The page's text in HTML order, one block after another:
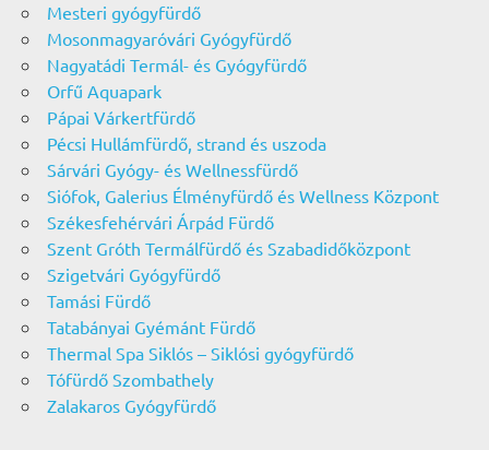
Mesteri gyógyfürdő
Mosonmagyaróvári Gyógyfürdő
Nagyatádi Termál- és Gyógyfürdő
Orfű Aquapark
Pápai Várkertfürdő
Pécsi Hullámfürdő, strand és uszoda
Sárvári Gyógy- és Wellnessfürdő
Siófok, Galerius Élményfürdő és Wellness Központ
Székesfehérvári Árpád Fürdő
Szent Gróth Termálfürdő és Szabadidőközpont
Szigetvári Gyógyfürdő
Tamási Fürdő
Tatabányai Gyémánt Fürdő
Thermal Spa Siklós – Siklósi gyógyfürdő
Tófürdő Szombathely
Zalakaros Gyógyfürdő